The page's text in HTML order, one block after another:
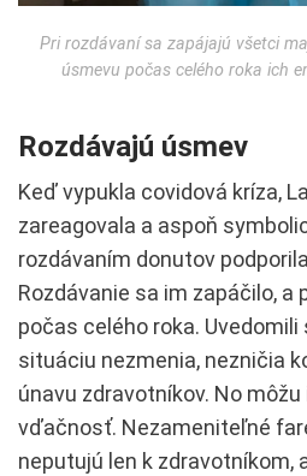
Pri rozdávaní sa zapájajú všetci
úsmevu počas celého roka ich
Rozdávajú úsmev
Keď vypukla covidová kríza,
zareagovala a aspoň
rozdávaním donutov
Rozdávanie sa im zapáčilo, a
počas celého roka. Uvedomili
situáciu nezmenia, nezničia
únavu zdravotníkov. No
vďačnosť. Nezameniteľné
neputujú len k zdravotníkom,